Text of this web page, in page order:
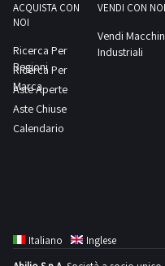
ACQUISTA CON
NOI
Ricerca Per
Regioni
Ricerca Per
Marca
Aste Aperte
Aste Chiuse
Calendario
VENDI CON NOI
Vendi
Industriali
Italiano
Inglese